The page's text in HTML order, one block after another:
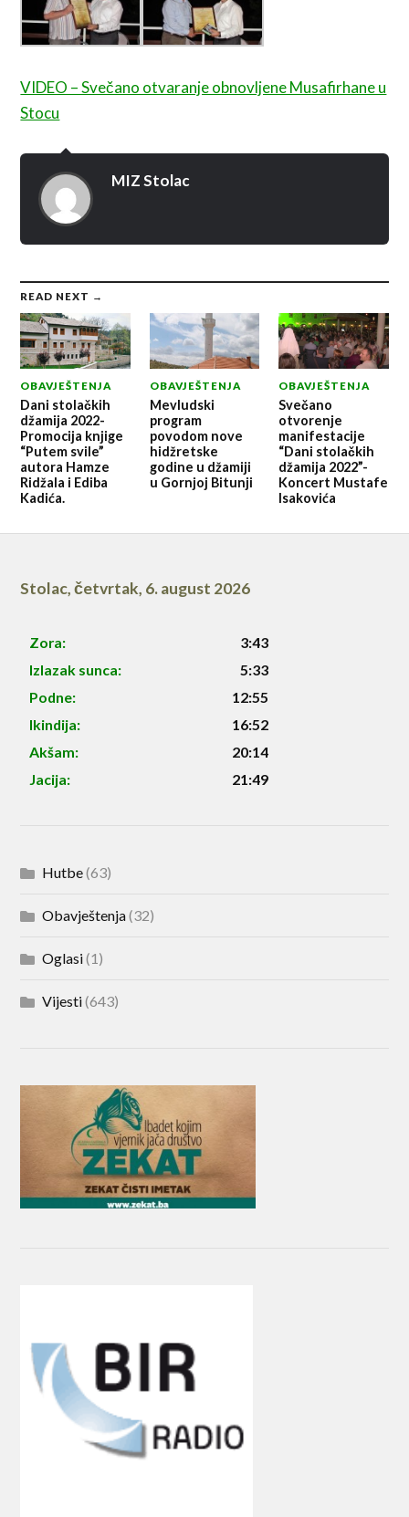
VIDEO – Svečano otvaranje obnovljene Musafirhane u
Stocu
MIZ Stolac
READ NEXT →
OBAVJEŠTENJA
Dani stolačkih
džamija 2022-
Promocija knjige
“Putem svile”
autora Hamze
Ridžala i Ediba
Kadića.
OBAVJEŠTENJA
Mevludski
program
povodom nove
hidžretske
godine u džamiji
u Gornjoj Bitunji
OBAVJEŠTENJA
Svečano
otvorenje
manifestacije
“Dani stolačkih
džamija 2022”-
Koncert Mustafe
Isakovića
Stolac,četvrtak, 6. august 2026
Zora:
3:43
Izlazak sunca:
5:33
Podne:
12:55
Ikindija:
16:52
Akšam:
20:14
Jacija:
21:49
Hutbe(63)
Obavještenja(32)
Oglasi(1)
Vijesti(643)